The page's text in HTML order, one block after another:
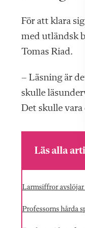
För att klara sig
med utländsk
Tomas Riad.
– Läsning är
skulle
Det skulle vara
Läs alla
Larmsiffror
Professorns hårda